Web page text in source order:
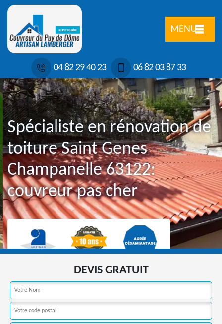
MENU
04 82 29 40 23 06 82 03 87 33
Spécialiste en rénovation de
toiture Saint Genes
Champanelle 63122:
couvreur pas cher
DEVIS GRATUIT